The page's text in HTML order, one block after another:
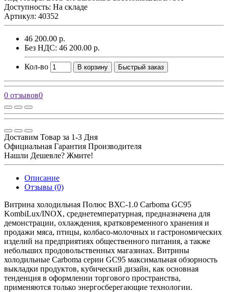
Доступность: На складе
Артикул: 40352
46 200.00 р.
Без НДС: 46 200.00 р.
Кол-во В корзину Быстрый заказ
0 отзывов0
Доставим Товар за 1-3 Дня
Официальная Гарантия Производителя
Нашли Дешевле? Жмите!
Описание
Отзывы (0)
Витрина холодильная Полюс ВХС-1.0 Carboma GC95
KombiLux/INOX, среднетемпературная, предназначена для
демонстрации, охлаждения, кратковременного хранения и
продажи мяса, птицы, колбасо-молочных и гастрономических
изделий на предприятиях общественного питания, а также
небольших продовольственных магазинах. Витрины
холодильные Carboma серии GC95 максимальная обзорность
выкладки продуктов, кубический дизайн, как основная
тенденция в оформлении торгового пространства,
применяются только энергосберегающие технологии.